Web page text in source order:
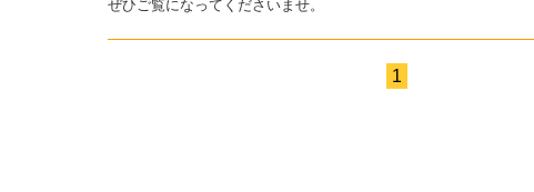
ぜひご覧になってくださいませ。
1